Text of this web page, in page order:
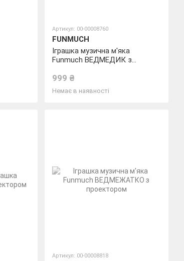
Артикул: 00-00008760
FUNMUCH
Іграшка музична м'яка
Funmuch ВЕДМЕДИК з
999 ₴
Немає в наявності
Артикул: 00-00008818